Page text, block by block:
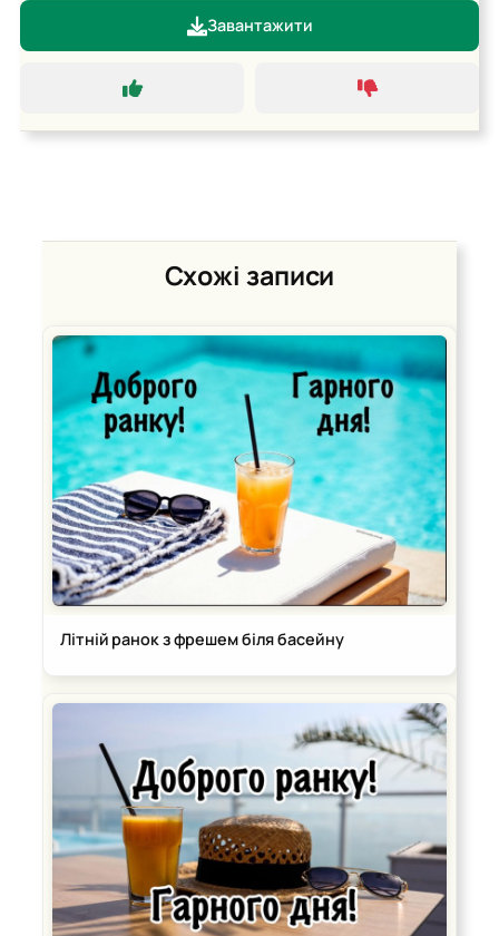
Завантажити
Схожі записи
Літній ранок з фрешем біля басейну